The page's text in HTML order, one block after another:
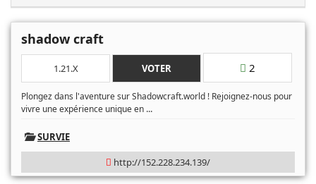
shadow craft
1.21.X VOTER 2
Plongez dans l'aventure sur Shadowcraft.world ! Rejoignez-nous pour
vivre une expérience unique en ...
SURVIE
http://152.228.234.139/